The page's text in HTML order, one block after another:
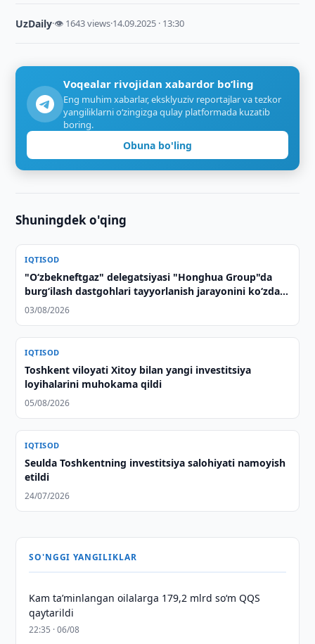
UzDaily·👁 1643 views·14.09.2025 · 13:30
Voqealar rivojidan xabardor bo‘ling
Eng muhim xabarlar, eksklyuziv reportajlar va tezkor
yangiliklarni o‘zingizga qulay platformada kuzatib
boring.
Obuna bo'ling
Shuningdek o'qing
IQTISOD
"O‘zbekneftgaz" delegatsiyasi "Honghua Group"da
burg‘ilash dastgohlari tayyorlanish jarayonini ko‘zdan
kechirdi
03/08/2026
IQTISOD
Toshkent viloyati Xitoy bilan yangi investitsiya
loyihalarini muhokama qildi
05/08/2026
IQTISOD
Seulda Toshkentning investitsiya salohiyati namoyish
etildi
24/07/2026
SO'NGGI YANGILIKLAR
Kam taʼminlangan oilalarga 179,2 mlrd so‘m QQS
qaytarildi
22:35 · 06/08